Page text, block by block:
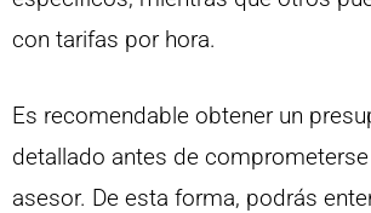
con tarifas por hora.
Es recomendable obtener un
detallado antes de
asesor. De esta forma, podrás